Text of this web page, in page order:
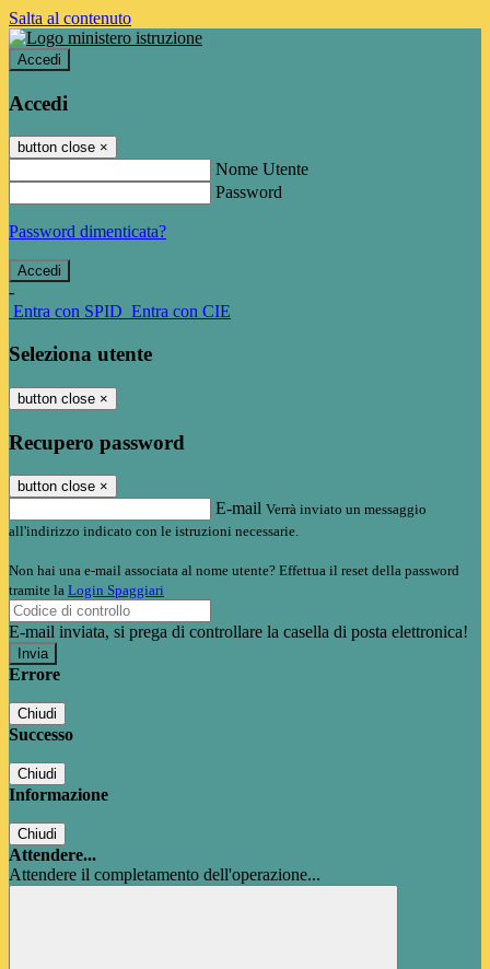
Salta al contenuto
Accedi
Accedi
button close ×
Nome Utente
Password
Password dimenticata?
-
Entra con SPID Entra con CIE
Seleziona utente
button close ×
Recupero password
button close ×
E-mail Verrà inviato un messaggio
all'indirizzo indicato con le istruzioni necessarie.
Non hai una e-mail associata al nome utente? Effettua il reset della password
tramite la Login Spaggiari
E-mail inviata, si prega di controllare la casella di posta elettronica!
Errore
Chiudi
Successo
Chiudi
Informazione
Chiudi
Attendere...
Attendere il completamento dell'operazione...